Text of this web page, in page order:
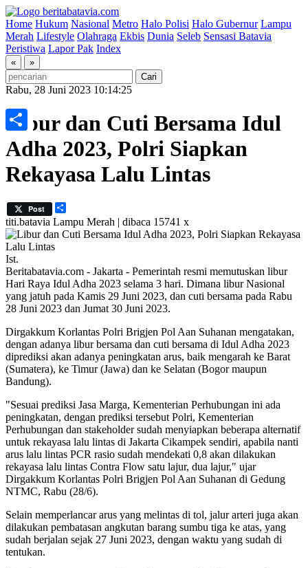
Home Hukum Nasional Metro Halo Polisi Halo Gubernur Lampu
Merah Lifestyle Olahraga Ekbis Dunia Seleb Sensasi Batavia
Peristiwa Lapor Pak Index
« »
Rabu, 28 Juni 2023 10:14:25
Libur dan Cuti Bersama Idul
Adha 2023, Polri Siapkan
Rekayasa Lalu Lintas
Post
titi.batavia Lampu Merah | dibaca 15741 x
Ist.
Beritabatavia.com - Jakarta - Pemerintah resmi memutuskan libur
Hari Raya Idul Adha 2023 selama 3 hari. Dimana libur Nasional
yang jatuh pada Kamis 29 Juni 2023, dan cuti bersama pada Rabu
28 Juni 2023 dan Jumat 30 Juni 2023.
Dirgakkum Korlantas Polri Brigjen Pol Aan Suhanan mengatakan,
dengan adanya libur bersama dan cuti bersama di Idul Adha 2023
diprediksi akan adanya peningkatan arus, baik mengarah ke Barat
(Sumatera), ke Timur (Jawa) dan ke Selatan (Bogor maupun
Bandung).
"Sesuai prediksi Jasa Marga, Kementerian Perhubungan ini ada
peningkatan, dengan prediksi tersebut Polri, Kementerian
Perhubungan dan stakeholder sudah menyiapkan beberapa alternatif
untuk rekayasa lalu lintas di Jakarta Cikampek sendiri, apabila nanti
arus lalu lintas PCR rasio sudah mendekati 0,8 akan dilakukan
rekayasa lalu lintas Contra Flow satu lajur, dua lajur," ujar
Dirgakkum Korlantas Polri Brigjen Pol Aan Suhanan di Gedung
NTMC, Rabu (28/6).
Selain memperlancar arus yang melintas di tol, jalur arteri juga akan
dilakukan pembatasan angkutan barang sumbu tiga ke atas, yang
sudah berjalan sejak 27 Juni 2023, dengan waktu yang sudah di
tentukan.
Share